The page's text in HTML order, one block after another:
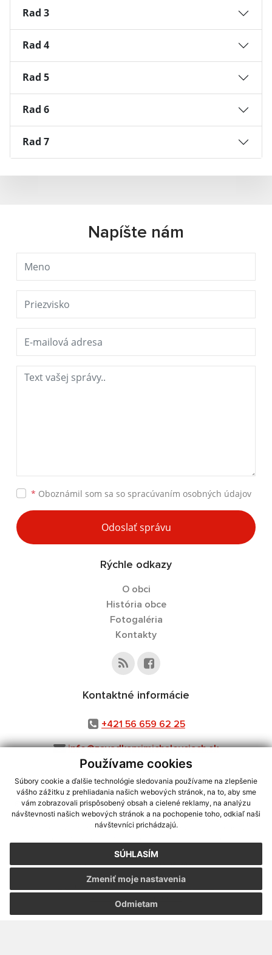
Používame cookies
Súbory cookie a ďalšie technológie sledovania používame na zlepšenie
vášho zážitku z prehliadania našich webových stránok, na to, aby sme
vám zobrazovali prispôsobený obsah a cielené reklamy, na analýzu
návštevnosti našich webových stránok a na pochopenie toho, odkiaľ naši
návštevníci prichádzajú.
SÚHLASÍM
Odmietam
Zmeniť moje nastavenia
Rad 3
Rad 4
Rad 5
Rad 6
Rad 7
Napíšte nám
* Oboznámil som sa so spracúvaním osobných údajov
Odoslať správu
Rýchle odkazy
O obci
História obce
Fotogaléria
Kontakty
Kontaktné informácie
+421 56 659 62 25
info@zavadkaprimichalovciach.sk
využite možnosť získavania aktuálnych informácií s využitím RSS
CMS systém (redakčný) systém ECHELON 2,Mapa stránok,web portál
webex.digital, s.r.o.,domény,registrácia domény
Posledná aktualizácia:03.08.2026
Vytlačiť stránku|Vyhlásenie o prístupnosti